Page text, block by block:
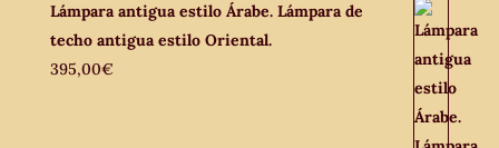
Lámpara antigua estilo Árabe. Lámpara de
techo antigua estilo Oriental.
395,00€